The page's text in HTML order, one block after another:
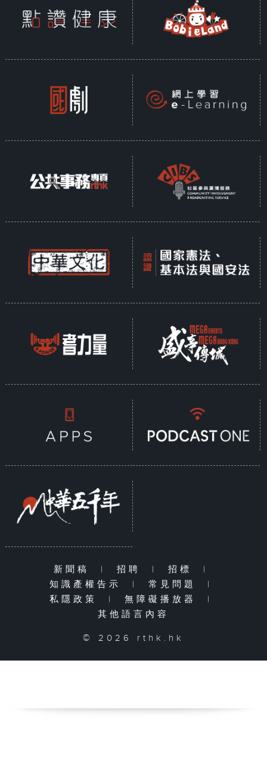
新聞稿 | 招聘 | 招標
|
知識產權告示
| 常見問題
|
私隱政策
| 無障礙播放器
|
其他語言內容
© 2026 rthk.hk